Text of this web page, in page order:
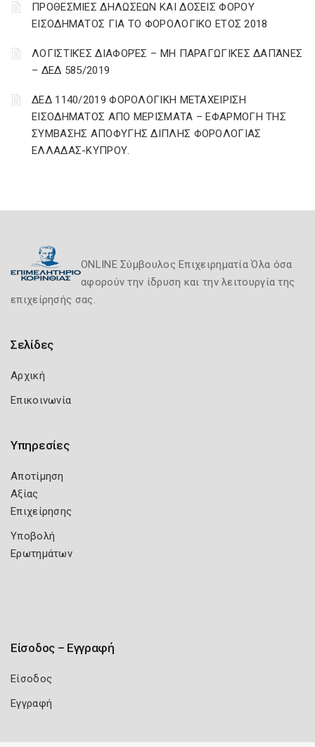
ΠΡΟΘΕΣΜΙΕΣ ΔΗΛΩΣΕΩΝ ΚΑΙ ΔΟΣΕΙΣ ΦΟΡΟΥ
ΕΙΣΟΔΗΜΑΤΟΣ ΓΙΑ ΤΟ ΦΟΡΟΛΟΓΙΚΟ ΕΤΟΣ 2018
ΛΟΓΙΣΤΙΚΈΣ ΔΙΑΦΟΡΈΣ – ΜΗ ΠΑΡΑΓΩΓΙΚΈΣ ΔΑΠΆΝΕΣ
– ΔΕΔ 585/2019
ΔΕΔ 1140/2019 ΦΟΡΟΛΟΓΙΚΗ ΜΕΤΑΧΕΙΡΙΣΗ
ΕΙΣΟΔΗΜΑΤΟΣ ΑΠΟ ΜΕΡΙΣΜΑΤΑ – ΕΦΑΡΜΟΓΗ ΤΗΣ
ΣΥΜΒΑΣΗΣ ΑΠΟΦΥΓΗΣ ΔΙΠΛΗΣ ΦΟΡΟΛΟΓΙΑΣ
ΕΛΛΑΔΑΣ-ΚΥΠΡΟΥ.
ONLINE Σύμβουλος Επιχειρηματία Όλα όσα
αφορούν την ίδρυση και την λειτουργία της
επιχείρησής σας.
Σελίδες
Αρχική
Επικοινωνία
Υπηρεσίες
Αποτίμηση
Αξίας
Επιχείρησης
Υποβολή
Ερωτημάτων
Είσοδος – Εγγραφή
Είσοδος
Εγγραφή